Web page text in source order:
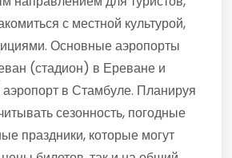
с местной культурой,
Основные аэропорты
(стадион) в Ереване и
в Стамбуле. Планируя
сезонность, погодные
праздники, которые могут